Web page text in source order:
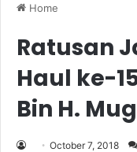
Home
Ratusan
Haul ke-
Bin H.
October 7, 2018